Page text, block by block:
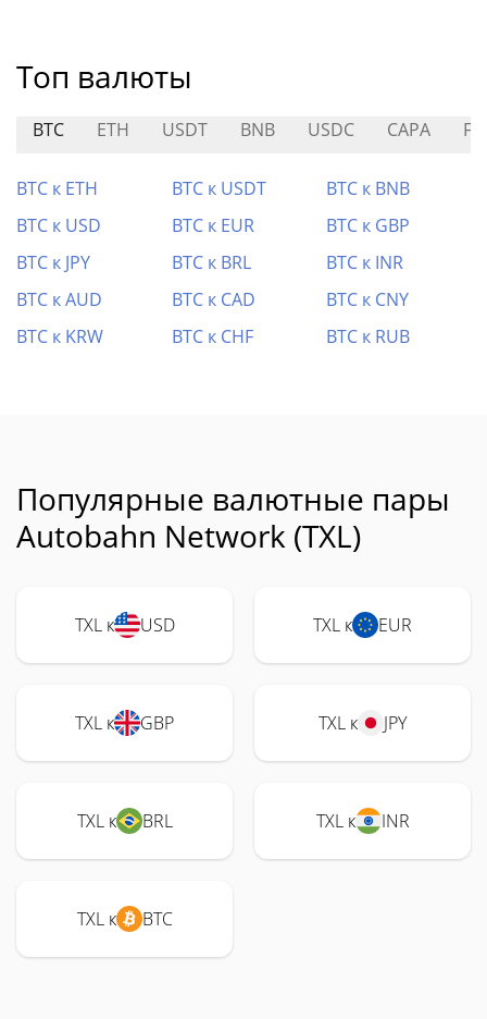
Топ валюты
BTC ETH USDT BNB USDC CAPA
BTC к ETH BTC к USDT
BTC к BNB
BTC к USD
BTC к EUR
BTC к GBP
BTC к JPY
BTC к BRL
BTC к INR
BTC к AUD
BTC к CAD
BTC к CNY
BTC к KRW
BTC к CHF BTC к RUB
Популярные валютные пары
Autobahn Network (TXL)
TXL к USD TXL к EUR
TXL к GBP TXL к JPY
TXL к BRL TXL к INR
TXL к BTC